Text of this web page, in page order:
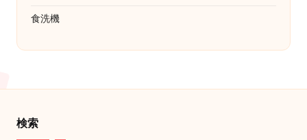
食洗機
検索